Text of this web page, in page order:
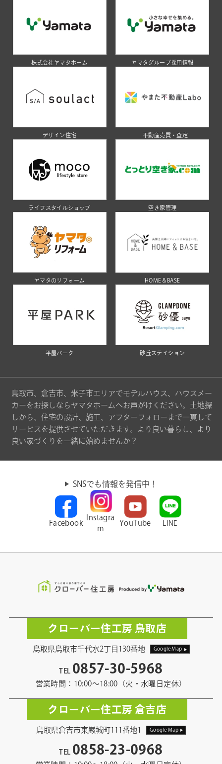
株式会社ヤマタホーム ヤマタグループ採用情報
デザイン住宅 不動産売買・査定
ライフスタイルショップ 空き家管理
ヤマタのリフォーム HOME＆BASE
平屋パーク 砂丘ステイション
鳥取市、倉吉市、米子市エリアでモデルハウス、ハウスメー
カーをお探しならヤマタホームへお声がけください。土地探
しから、住宅の設計、施工、アフターフォローまで一貫して
サービスを提供させていただきます。より良い暮らし、より
良い家づくりを一緒に始めませんか？
SNSでも情報を発信中！
Facebook
Instagra
m
YouTube LINE
クローバー住工房 鳥取店
鳥取県鳥取市千代水2丁目130番地 Google Map
TEL 0857-30-5968
営業時間：10:00〜18:00（火・水曜日定休）
クローバー住工房 倉吉店
鳥取県倉吉市東巌城町111番地1 Google Map
TEL 0858-23-0968